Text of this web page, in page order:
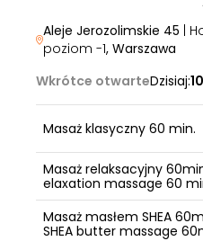
Aleje Jerozolimskie 45 |
poziom -1, Warszawa
Wkrótce otwarteDzisiaj:
Masaż klasyczny 60 min.
Masaż relaksacyjny
elaxation massage 60
Masaż masłem SHEA
SHEA butter massage